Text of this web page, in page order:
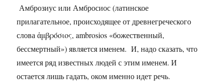
Амброзиус или Амбросиос (латинское
прилагательное, происходящее от древнегреческого
слова ἀμβρόσιος, ambrosios «божественный,
бессмертный») является именем. И, надо сказать, что
имеется ряд известных людей с этим именем. И
остается лишь гадать, оком именно идет речь.